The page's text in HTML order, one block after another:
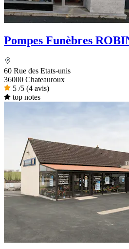
Pompes Funèbres
60 Rue des Etats-unis
36000 Chateauroux
5 /5 (4 avis)
top notes